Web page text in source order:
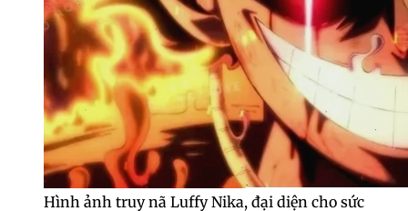
Hình ảnh truy nã Luffy Nika, đại diện cho sức